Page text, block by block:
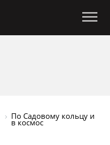
По Садовому кольцу и
в космос